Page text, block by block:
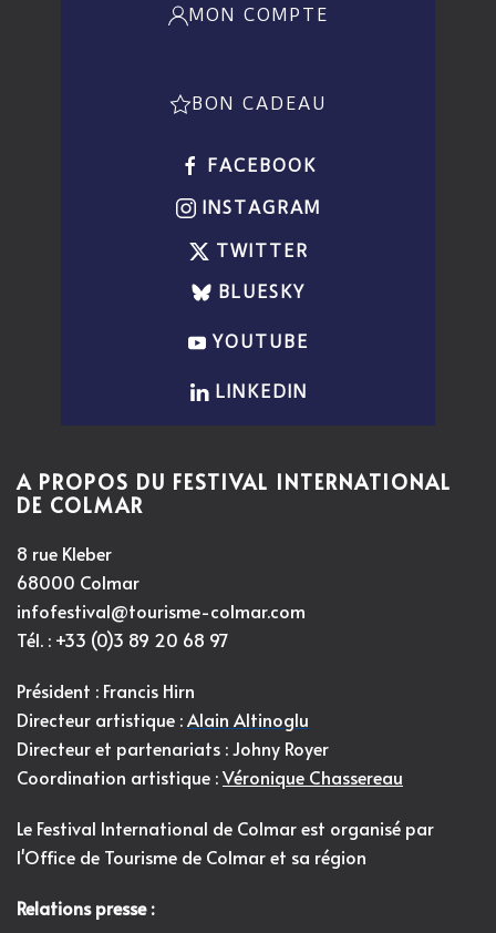
MON COMPTE
BON CADEAU
FACEBOOK
INSTAGRAM
TWITTER
BLUESKY
YOUTUBE
LINKEDIN
A PROPOS DU FESTIVAL INTERNATIONAL
DE COLMAR
8 rue Kleber
68000 Colmar
infofestival@tourisme-colmar.com
Tél. : +33 (0)3 89 20 68 97
Président : Francis Hirn
Directeur artistique :Alain Altinoglu
Directeur et partenariats : Johny Royer
Coordination artistique :Véronique Chassereau
Le Festival International de Colmar est organisé par
l'Office de Tourisme de Colmar et sa région
Relations presse :